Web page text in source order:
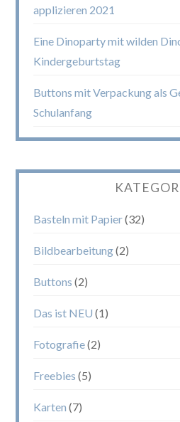
applizieren 2021
Eine Dinoparty mit wilden
Kindergeburtstag
Buttons mit Verpackung als
Schulanfang
Basteln mit Papier(32)
Bildbearbeitung(2)
Buttons (2)
Das ist NEU (1)
Fotografie(2)
Freebies (5)
Karten (7)